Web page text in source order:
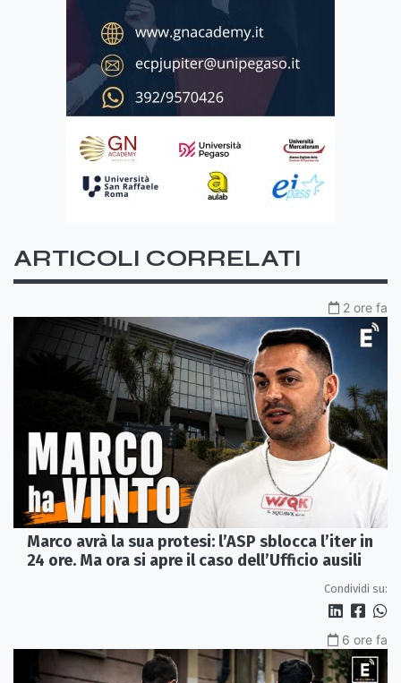
ARTICOLI CORRELATI
2 ore fa
Marco avrà la sua protesi: l’ASP sblocca l’iter in
24 ore. Ma ora si apre il caso dell’Ufficio ausili
Condividi su:
6 ore fa